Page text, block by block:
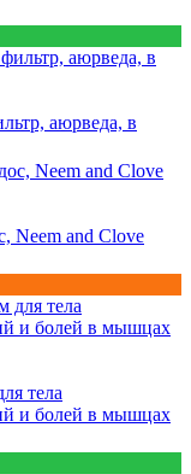
аюрведа, в
Neem and Clove
тела
и болей в мышцах